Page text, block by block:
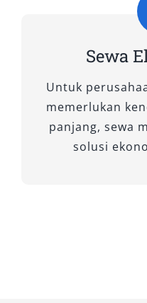
pernikahan, ataupun
Desain kabinnya
menyeluruh dan
sehingga para
menempuh rute
bagasi pada Elf
membawa
Sewa
Untuk
memerlukan
panjang, sewa
solusi